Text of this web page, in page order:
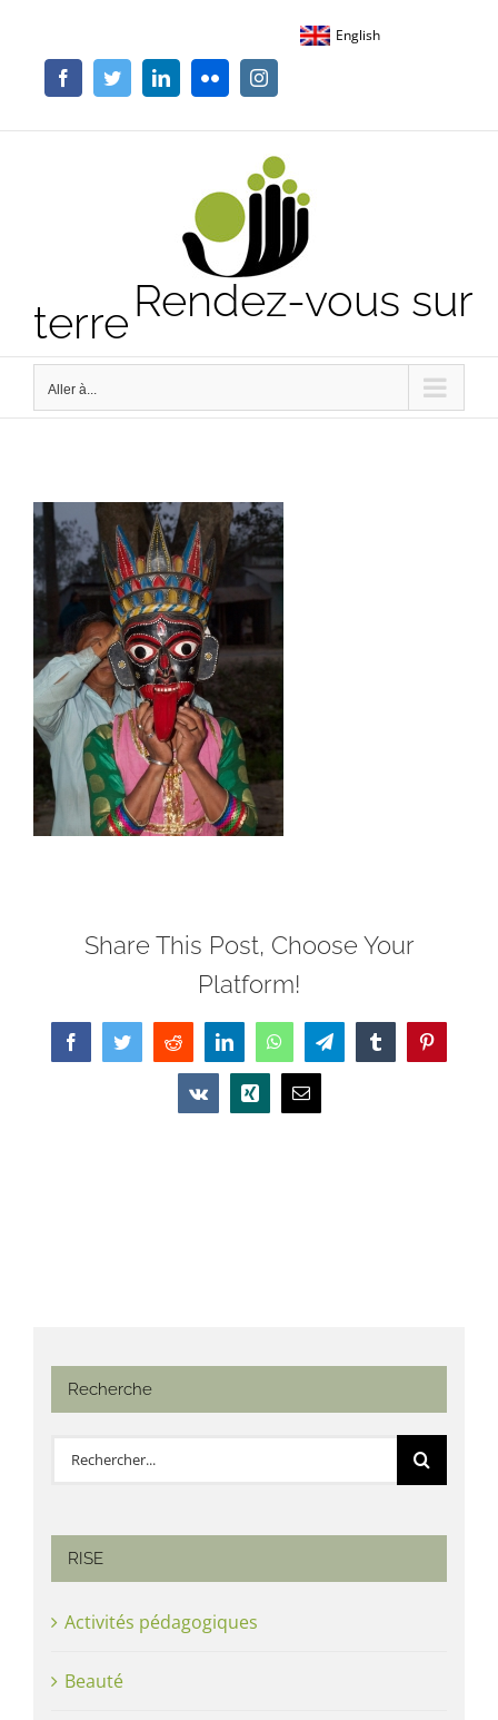
contenu
English
FacebookTwitterLinkedInFlickr Instagram
Rendez-vous sur
terre
Aller à...
Share This Post, Choose Your
Platform!
FacebookTwitterReddit LinkedInWhatsAppTelegramTumblrPinterest
Vk Xing Email
Recherche
Rechercher:
RISE
Activités pédagogiques
Beauté